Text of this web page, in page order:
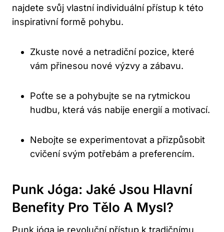
najdete svůj vlastní individuální přístup k‌ této
inspirativní​ formě pohybu.
Zkuste nové a netradiční ‌pozice, které
vám přinesou​ nové výzvy a zábavu.
Poťte se‌ a pohybujte se ⁣na ​rytmickou
hudbu, která vás nabije​ energií‍ a ‌motivací.
Nebojte se experimentovat a ⁢přizpůsobit
cvičení svým potřebám a preferencím.
Punk Jóga: Jaké Jsou Hlavní⁣
Benefity Pro Tělo A⁣ Mysl?
Punk jóga je revoluční přístup k tradičnímu